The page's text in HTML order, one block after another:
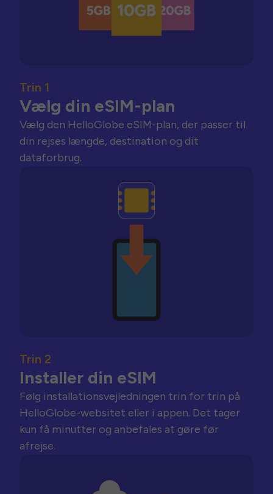
Trin 1
Vælg din eSIM-plan
Vælg den HelloGlobe eSIM-plan, der passer til
din rejses længde, destination og dit
dataforbrug.
Trin 2
Installer din eSIM
Følg installationsvejledningen trin for trin på
HelloGlobe-websitet eller i appen. Det tager
kun få minutter og anbefales at gøre før
afrejse.